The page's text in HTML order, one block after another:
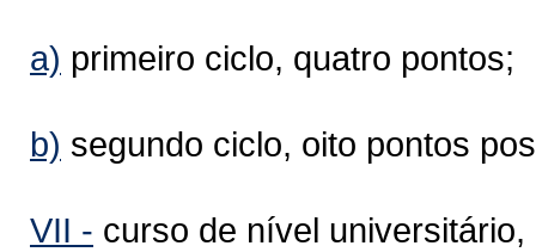
a) primeiro ciclo, quatro pontos;
b) segundo ciclo, oito pontos
VII - curso de nível